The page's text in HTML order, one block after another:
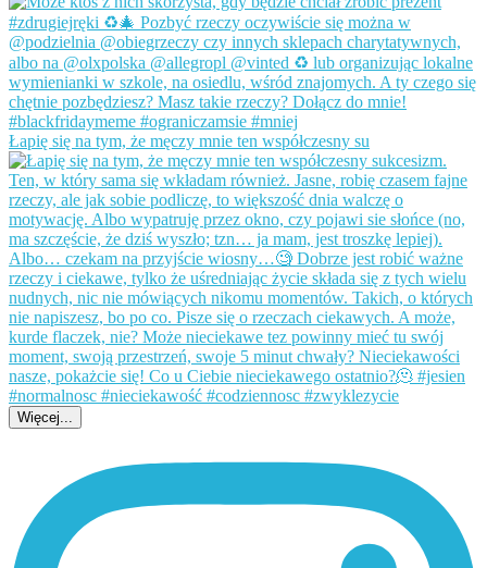
Łapię się na tym, że męczy mnie ten współczesny su
Więcej...